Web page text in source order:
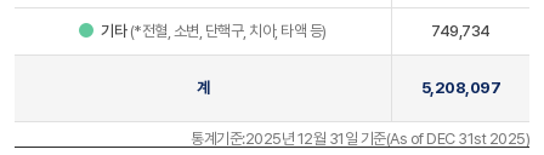
기타 (*전혈, 소변, 단핵구, 치아, 타액 등) 749,734
계 5,208,097
통계기준:2025년 12월 31일 기준(As of DEC 31st 2025)